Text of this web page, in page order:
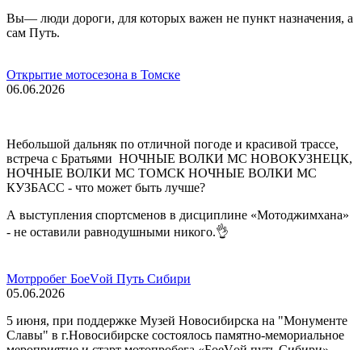
Вы— люди дороги, для которых важен не пункт назначения, а
сам Путь.
Открытие мотосезона в Томске
06.06.2026
Небольшой дальняк по отличной погоде и красивой трассе,
встреча с Братьями НОЧНЫЕ ВОЛКИ МС НОВОКУЗНЕЦК,
НОЧНЫЕ ВОЛКИ МС ТОМСК НОЧНЫЕ ВОЛКИ МС
КУЗБАСС - что может быть лучше?
А выступления спортсменов в дисциплине «Мотоджимхана»
- не оставили равнодушными никого.👌
Мотрробег БоеVой Путь Сибири
05.06.2026
5 июня, при поддержке Музей Новосибирска на "Монументе
Славы" в г.Новосибирске состоялось памятно-мемориальное